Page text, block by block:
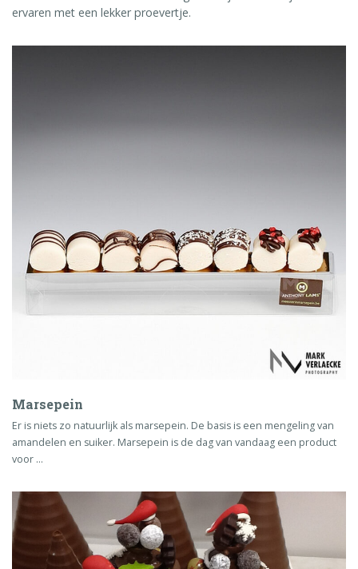
ervaren met een lekker proevertje.
Marsepein
Er is niets zo natuurlijk als marsepein. De basis is een mengeling van
amandelen en suiker. Marsepein is de dag van vandaag een product
voor …